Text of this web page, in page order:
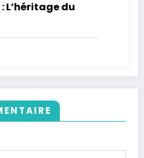
L’héritage du